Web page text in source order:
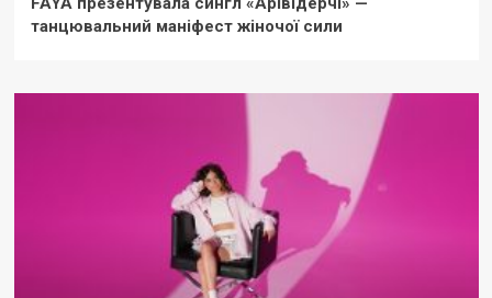
танцювальний маніфест жіночої сили